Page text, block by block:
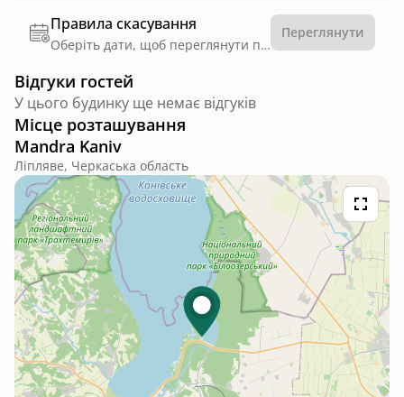
Правила скасування
Оберіть дати, щоб переглянути правила
Переглянути
Відгуки гостей
У цього будинку ще немає відгуків
Місце розташування
Mandra Kaniv
Ліпляве, Черкаська область